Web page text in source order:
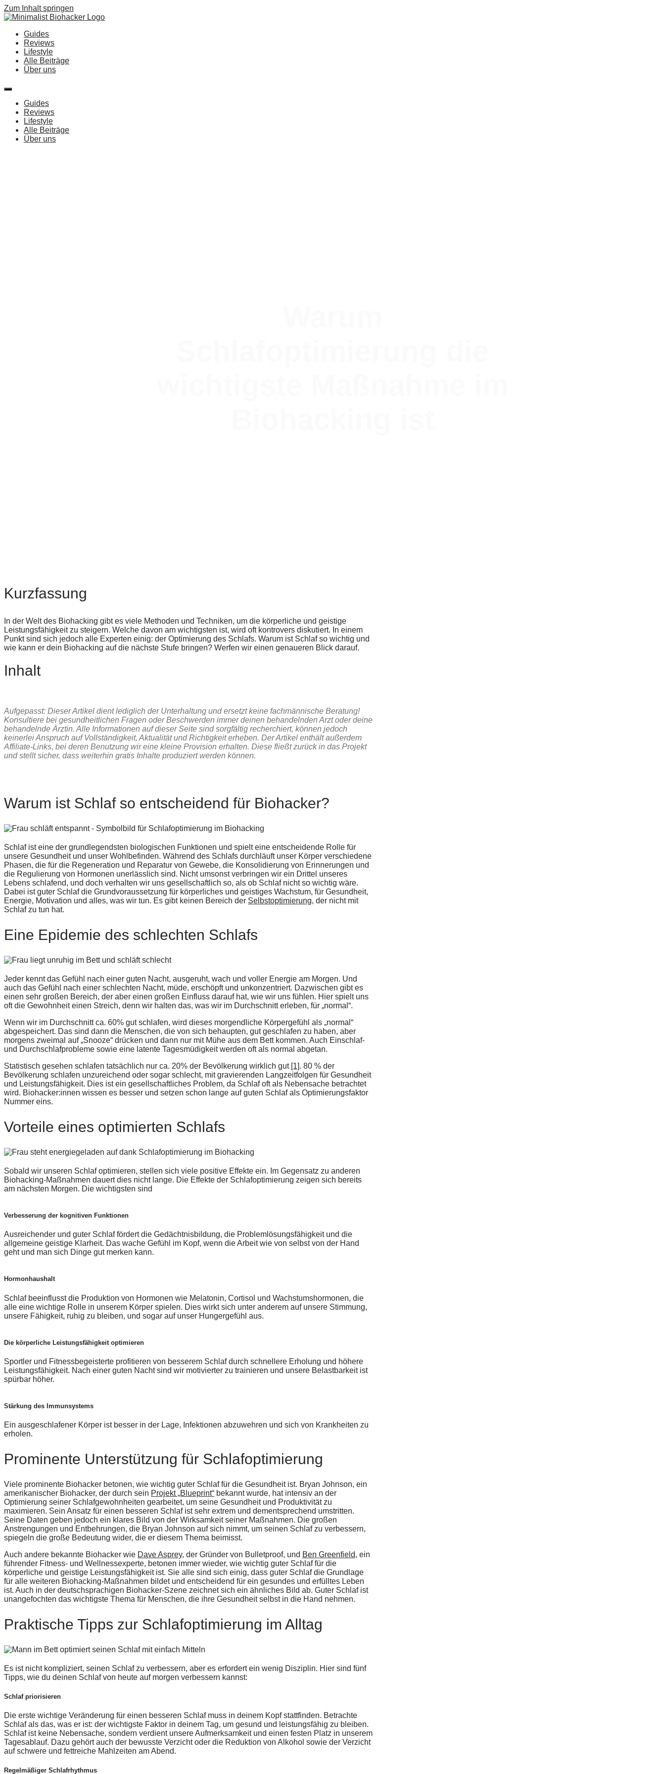
Zum Inhalt springen
Guides
Reviews
Lifestyle
Alle Beiträge
Über uns
Guides
Reviews
Lifestyle
Alle Beiträge
Über uns
Kurzfassung
In der Welt des Biohacking gibt es viele Methoden und Techniken, um die körperliche und geistige
Leistungsfähigkeit zu steigern. Welche davon am wichtigsten ist, wird oft kontrovers diskutiert. In einem
Punkt sind sich jedoch alle Experten einig: der Optimierung des Schlafs. Warum ist Schlaf so wichtig und
wie kann er dein Biohacking auf die nächste Stufe bringen? Werfen wir einen genaueren Blick darauf.
Inhalt
Aufgepasst: Dieser Artikel dient lediglich der Unterhaltung und ersetzt keine fachmännische Beratung!
Konsultiere bei gesundheitlichen Fragen oder Beschwerden immer deinen behandelnden Arzt oder deine
behandelnde Ärztin. Alle Informationen auf dieser Seite sind sorgfältig recherchiert, können jedoch
keinerlei Anspruch auf Vollständigkeit, Aktualität und Richtigkeit erheben. Der Artikel enthält außerdem
Affiliate-Links, bei deren Benutzung wir eine kleine Provision erhalten. Diese fließt zurück in das Projekt
und stellt sicher, dass weiterhin gratis Inhalte produziert werden können.
Warum ist Schlaf so entscheidend für Biohacker?
Schlaf ist eine der grundlegendsten biologischen Funktionen und spielt eine entscheidende Rolle für
unsere Gesundheit und unser Wohlbefinden. Während des Schlafs durchläuft unser Körper verschiedene
Phasen, die für die Regeneration und Reparatur von Gewebe, die Konsolidierung von Erinnerungen und
die Regulierung von Hormonen unerlässlich sind. Nicht umsonst verbringen wir ein Drittel unseres
Lebens schlafend, und doch verhalten wir uns gesellschaftlich so, als ob Schlaf nicht so wichtig wäre.
Dabei ist guter Schlaf die Grundvoraussetzung für körperliches und geistiges Wachstum, für Gesundheit,
Energie, Motivation und alles, was wir tun. Es gibt keinen Bereich der Selbstoptimierung, der nicht mit
Schlaf zu tun hat.
Eine Epidemie des schlechten Schlafs
Jeder kennt das Gefühl nach einer guten Nacht, ausgeruht, wach und voller Energie am Morgen. Und
auch das Gefühl nach einer schlechten Nacht, müde, erschöpft und unkonzentriert. Dazwischen gibt es
einen sehr großen Bereich, der aber einen großen Einfluss darauf hat, wie wir uns fühlen. Hier spielt uns
oft die Gewohnheit einen Streich, denn wir halten das, was wir im Durchschnitt erleben, für „normal“.
Wenn wir im Durchschnitt ca. 60% gut schlafen, wird dieses morgendliche Körpergefühl als „normal“
abgespeichert. Das sind dann die Menschen, die von sich behaupten, gut geschlafen zu haben, aber
morgens zweimal auf „Snooze“ drücken und dann nur mit Mühe aus dem Bett kommen. Auch Einschlaf-
und Durchschlafprobleme sowie eine latente Tagesmüdigkeit werden oft als normal abgetan.
Statistisch gesehen schlafen tatsächlich nur ca. 20% der Bevölkerung wirklich gut [1]. 80 % der
Bevölkerung schlafen unzureichend oder sogar schlecht, mit gravierenden Langzeitfolgen für Gesundheit
und Leistungsfähigkeit. Dies ist ein gesellschaftliches Problem, da Schlaf oft als Nebensache betrachtet
wird. Biohacker:innen wissen es besser und setzen schon lange auf guten Schlaf als Optimierungsfaktor
Nummer eins.
Vorteile eines optimierten Schlafs
Sobald wir unseren Schlaf optimieren, stellen sich viele positive Effekte ein. Im Gegensatz zu anderen
Biohacking-Maßnahmen dauert dies nicht lange. Die Effekte der Schlafoptimierung zeigen sich bereits
am nächsten Morgen. Die wichtigsten sind
Verbesserung der kognitiven Funktionen
Ausreichender und guter Schlaf fördert die Gedächtnisbildung, die Problemlösungsfähigkeit und die
allgemeine geistige Klarheit. Das wache Gefühl im Kopf, wenn die Arbeit wie von selbst von der Hand
geht und man sich Dinge gut merken kann.
Hormonhaushalt
Schlaf beeinflusst die Produktion von Hormonen wie Melatonin, Cortisol und Wachstumshormonen, die
alle eine wichtige Rolle in unserem Körper spielen. Dies wirkt sich unter anderem auf unsere Stimmung,
unsere Fähigkeit, ruhig zu bleiben, und sogar auf unser Hungergefühl aus.
Die körperliche Leistungsfähigkeit optimieren
Sportler und Fitnessbegeisterte profitieren von besserem Schlaf durch schnellere Erholung und höhere
Leistungsfähigkeit. Nach einer guten Nacht sind wir motivierter zu trainieren und unsere Belastbarkeit ist
spürbar höher.
Stärkung des Immunsystems
Ein ausgeschlafener Körper ist besser in der Lage, Infektionen abzuwehren und sich von Krankheiten zu
erholen.
Prominente Unterstützung für Schlafoptimierung
Viele prominente Biohacker betonen, wie wichtig guter Schlaf für die Gesundheit ist. Bryan Johnson, ein
amerikanischer Biohacker, der durch sein Projekt „Blueprint“ bekannt wurde, hat intensiv an der
Optimierung seiner Schlafgewohnheiten gearbeitet, um seine Gesundheit und Produktivität zu
maximieren. Sein Ansatz für einen besseren Schlaf ist sehr extrem und dementsprechend umstritten.
Seine Daten geben jedoch ein klares Bild von der Wirksamkeit seiner Maßnahmen. Die großen
Anstrengungen und Entbehrungen, die Bryan Johnson auf sich nimmt, um seinen Schlaf zu verbessern,
spiegeln die große Bedeutung wider, die er diesem Thema beimisst.
Auch andere bekannte Biohacker wie Dave Asprey, der Gründer von Bulletproof, und Ben Greenfield, ein
führender Fitness- und Wellnessexperte, betonen immer wieder, wie wichtig guter Schlaf für die
körperliche und geistige Leistungsfähigkeit ist. Sie alle sind sich einig, dass guter Schlaf die Grundlage
für alle weiteren Biohacking-Maßnahmen bildet und entscheidend für ein gesundes und erfülltes Leben
ist. Auch in der deutschsprachigen Biohacker-Szene zeichnet sich ein ähnliches Bild ab. Guter Schlaf ist
unangefochten das wichtigste Thema für Menschen, die ihre Gesundheit selbst in die Hand nehmen.
Praktische Tipps zur Schlafoptimierung im Alltag
Es ist nicht kompliziert, seinen Schlaf zu verbessern, aber es erfordert ein wenig Disziplin. Hier sind fünf
Tipps, wie du deinen Schlaf von heute auf morgen verbessern kannst:
Schlaf priorisieren
Die erste wichtige Veränderung für einen besseren Schlaf muss in deinem Kopf stattfinden. Betrachte
Schlaf als das, was er ist: der wichtigste Faktor in deinem Tag, um gesund und leistungsfähig zu bleiben.
Schlaf ist keine Nebensache, sondern verdient unsere Aufmerksamkeit und einen festen Platz in unserem
Tagesablauf. Dazu gehört auch der bewusste Verzicht oder die Reduktion von Alkohol sowie der Verzicht
auf schwere und fettreiche Mahlzeiten am Abend.
Regelmäßiger Schlafrhythmus